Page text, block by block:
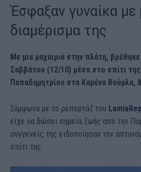
Έσφαξαν γυναίκα με
διαμέρισμα της
Με μια μαχαιριά στην πλάτη,
Σαββάτου (12/10) μέσα στο σπίτι
Παπαδημητρίου στα Καμένα Βούρλα,
Σύμφωνα με το ρεπορτάζ του
είχε να δώσει σημεία ζωής από την
συγγενείς της ειδοποίησαν την
σπίτι της.